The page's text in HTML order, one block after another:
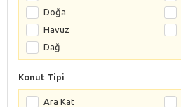
Doğa
Havuz
Dağ
Konut Tipi
Ara Kat